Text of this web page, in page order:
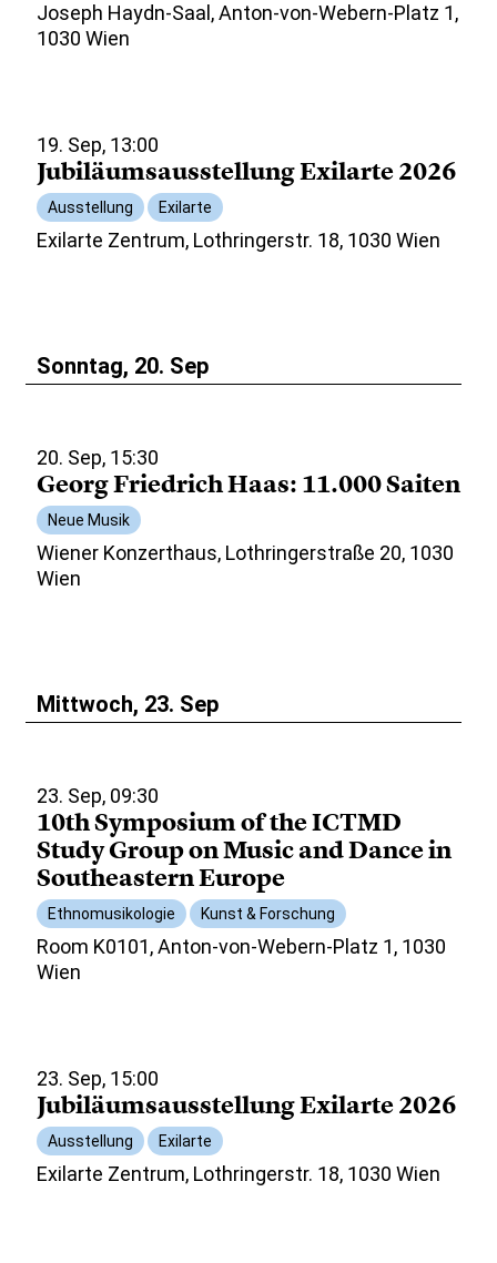
Joseph Haydn-Saal, Anton-von-Webern-Platz 1,
1030 Wien
19. Sep, 13:00
Jubiläumsausstellung Exilarte 2026
Ausstellung Exilarte
Exilarte Zentrum, Lothringerstr. 18, 1030 Wien
Sonntag, 20. Sep
20. Sep, 15:30
Georg Friedrich Haas: 11.000 Saiten
Neue Musik
Wiener Konzerthaus, Lothringerstraße 20, 1030
Wien
Mittwoch, 23. Sep
23. Sep, 09:30
10th Symposium of the ICTMD
Study Group on Music and Dance in
Southeastern Europe
Ethnomusikologie Kunst & Forschung
Room K0101, Anton-von-Webern-Platz 1, 1030
Wien
23. Sep, 15:00
Jubiläumsausstellung Exilarte 2026
Ausstellung Exilarte
Exilarte Zentrum, Lothringerstr. 18, 1030 Wien